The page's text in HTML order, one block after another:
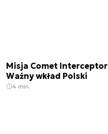
Misja Comet
Ważny wkład Polski
4 min.